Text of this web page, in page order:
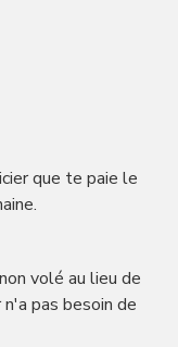
que te paie le
volé au lieu de
pas besoin de